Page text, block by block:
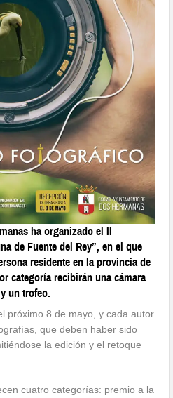
ha organizado el II
de Fuente del Rey”, en el que
residente en la provincia de
categoría recibirán una cámara
un trofeo.
próximo 8 de mayo, y cada autor
que deben haber sido
la edición y el retoque
cuatro categorías: premio a la